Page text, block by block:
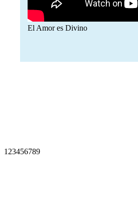
El Amor es Divino
1 23456789